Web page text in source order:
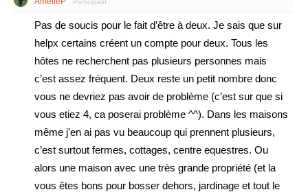
Participant
Pas de soucis pour le fait d’être à deux. Je sais que sur
helpx certains créent un compte pour deux. Tous les
hôtes ne recherchent pas plusieurs personnes mais
c’est assez fréquent. Deux reste un petit nombre donc
vous ne devriez pas avoir de problème (c’est sur que si
vous etiez 4, ca poserai problème ^^). Dans les maisons
même j’en ai pas vu beaucoup qui prennent plusieurs,
c’est surtout fermes, cottages, centre equestres. Ou
alors une maison avec une très grande propriété (et la
vous êtes bons pour bosser dehors, jardinage et tout le